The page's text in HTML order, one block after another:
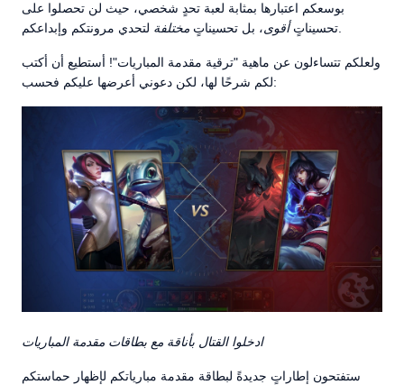
بوسعكم اعتبارها بمثابة لعبة تحدٍ شخصي، حيث لن تحصلوا على
تحسيناتٍأقوى، بل تحسيناتٍ مختلفة
ولعلكم تتساءلون عن ماهية "ترقية مقدمة المباريات"! أستطيع أن أكتب
لكم شرحًا لها، لكن دعوني أعرضها عليكم فحسب:
ادخلوا القتال بأناقة مع بطاقات مقدمة المباريات
ستفتحون إطاراتٍ جديدةً لبطاقة مقدمة مبارياتكم لإظهار حماستكم